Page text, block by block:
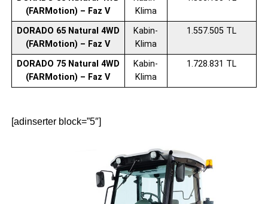
(FARMotion) – Faz V
Klima
DORADO 65 Natural 4WD
(FARMotion) – Faz V
Kabin-
Klima
1.557.505 TL
DORADO 75 Natural 4WD
(FARMotion) – Faz V
Kabin-
Klima
1.728.831 TL
[adinserter block=”5″]